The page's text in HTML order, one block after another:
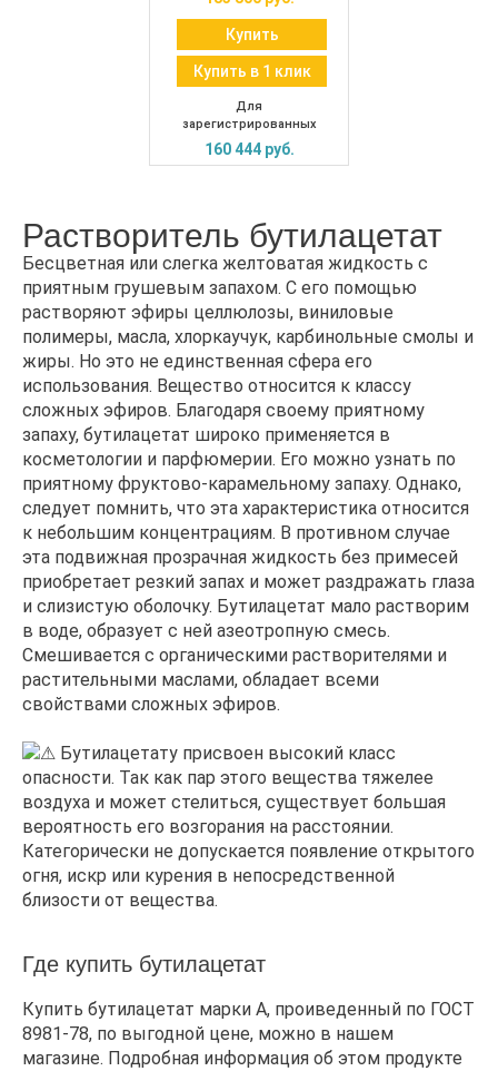
Купить
Купить в 1 клик
Для
зарегистрированных
160 444 руб.
Растворитель бутилацетат
Бесцветная или слегка желтоватая жидкость с
приятным грушевым запахом. С его помощью
растворяют эфиры целлюлозы, виниловые
полимеры, масла, хлоркаучук, карбинольные смолы и
жиры. Но это не единственная сфера его
использования. Вещество относится к классу
сложных эфиров. Благодаря своему приятному
запаху, бутилацетат широко применяется в
косметологии и парфюмерии. Его можно узнать по
приятному фруктово-карамельному запаху. Однако,
следует помнить, что эта характеристика относится
к небольшим концентрациям. В противном случае
эта подвижная прозрачная жидкость без примесей
приобретает резкий запах и может раздражать глаза
и слизистую оболочку. Бутилацетат мало растворим
в воде, образует с ней азеотропную смесь.
Смешивается с органическими растворителями и
растительными маслами, обладает всеми
свойствами сложных эфиров.
Бутилацетату присвоен высокий класс
опасности. Так как пар этого вещества тяжелее
воздуха и может стелиться, существует большая
вероятность его возгорания на расстоянии.
Категорически не допускается появление открытого
огня, искр или курения в непосредственной
близости от вещества.
Где купить бутилацетат
Купить бутилацетат марки А, проиведенный по ГОСТ
8981-78, по выгодной цене, можно в нашем
магазине. Подробная информация об этом продукте